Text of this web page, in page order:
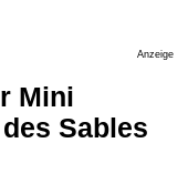
Anzeige
Mini
Sables